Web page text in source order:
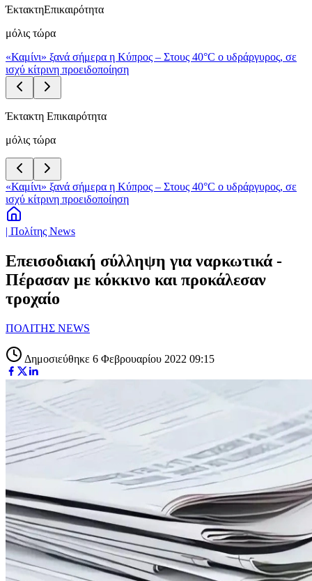
ΈκτακτηΕπικαιρότητα
μόλις τώρα
«Καμίνι» ξανά σήμερα η Κύπρος – Στους 40°C ο υδράργυρος, σε
ισχύ κίτρινη προειδοποίηση
Έκτακτη Επικαιρότητα
μόλις τώρα
«Καμίνι» ξανά σήμερα η Κύπρος – Στους 40°C ο υδράργυρος, σε
ισχύ κίτρινη προειδοποίηση
| Πολίτης News
Επεισοδιακή σύλληψη για ναρκωτικά -
Πέρασαν με κόκκινο και προκάλεσαν
τροχαίο
ΠΟΛΙΤΗΣ NEWS
Δημοσιεύθηκε 6 Φεβρουαρίου 2022 09:15